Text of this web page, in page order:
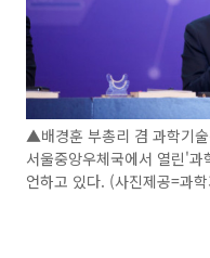
▲배경훈 부총리 겸 과학기
서울중앙우체국에서 열린'
언하고 있다. (사진제공=과